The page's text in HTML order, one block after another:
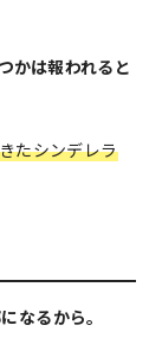
かは報われると
たシンデレラ
なるから。